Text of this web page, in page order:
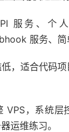
服务、个
服务、简
，适合代码
VPS，系统层
运维练习。